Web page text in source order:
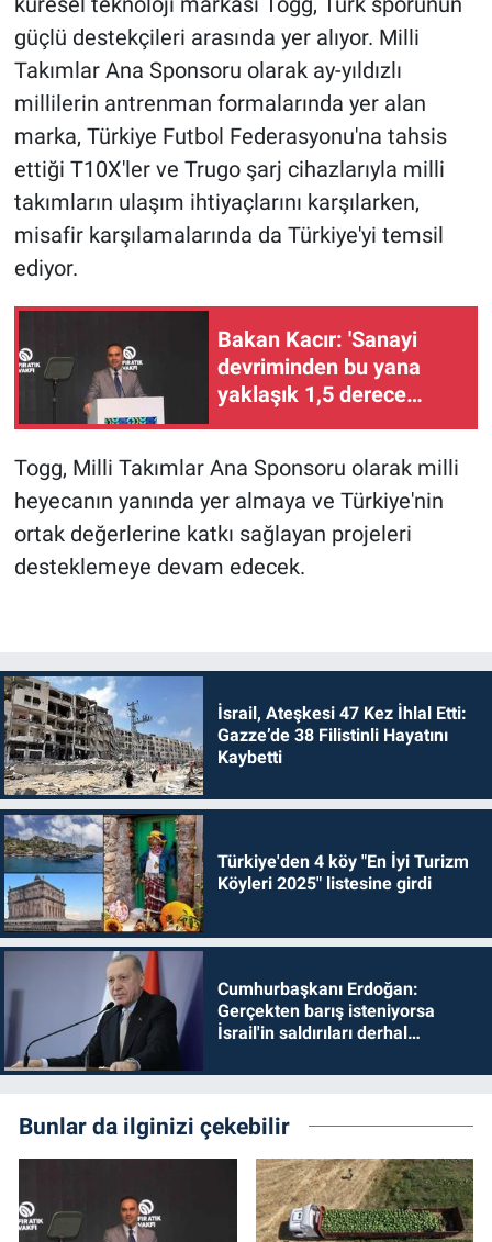
güçlü destekçileri arasında yer alıyor. Milli
Takımlar Ana Sponsoru olarak ay-yıldızlı
millilerin antrenman formalarında yer alan
marka, Türkiye Futbol Federasyonu'na tahsis
ettiği T10X'ler ve Trugo şarj cihazlarıyla milli
takımların ulaşım ihtiyaçlarını karşılarken,
misafir karşılamalarında da Türkiye'yi temsil
ediyor.
Bakan Kacır: 'Sanayi
devriminden bu yana
yaklaşık 1,5 derece
Togg, Milli Takımlar Ana Sponsoru olarak milli
heyecanın yanında yer almaya ve Türkiye'nin
ortak değerlerine katkı sağlayan projeleri
desteklemeye devam edecek.
İsrail, Ateşkesi 47 Kez İhlal Etti:
Gazze’de 38 Filistinli Hayatını
Kaybetti
Türkiye'den 4 köy "En İyi Turizm
Köyleri 2025" listesine girdi
Cumhurbaşkanı Erdoğan:
Gerçekten barış isteniyorsa
İsrail'in saldırıları derhal
Bunlar da ilginizi çekebilir